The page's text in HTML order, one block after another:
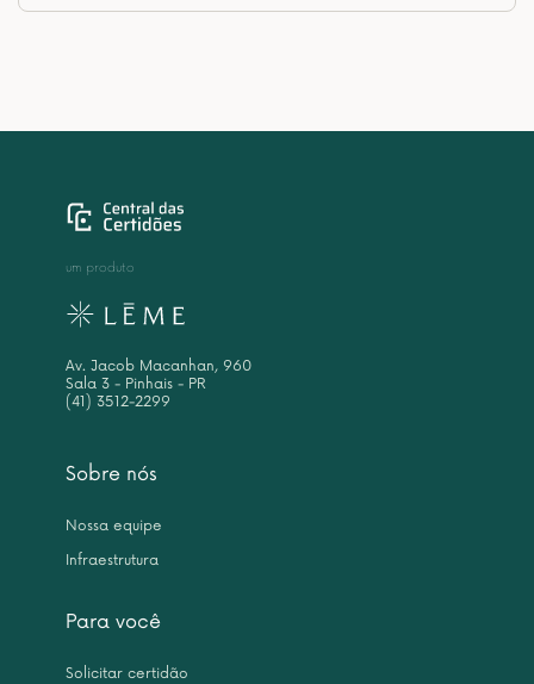
Sobre nós
Nossa equipe
Infraestrutura
Para você
Solicitar certidão
um produto
Av. Jacob Macanhan, 960
Sala 3 - Pinhais - PR
(41) 3512-2299